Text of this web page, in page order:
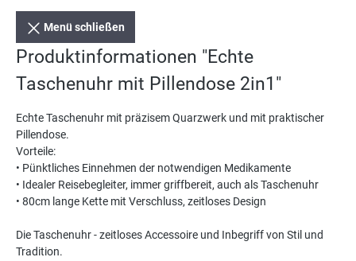
Menü schließen
Produktinformationen "Echte
Taschenuhr mit Pillendose 2in1"
Echte Taschenuhr mit präzisem Quarzwerk und mit praktischer
Pillendose.
Vorteile:
• Pünktliches Einnehmen der notwendigen Medikamente
• Idealer Reisebegleiter, immer griffbereit, auch als Taschenuhr
• 80cm lange Kette mit Verschluss, zeitloses Design
Die Taschenuhr - zeitloses Accessoire und Inbegriff von Stil und
Tradition.